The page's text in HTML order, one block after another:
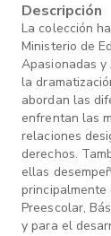
Descripción
La colección
Ministerio de
Apasionadas y
la
abordan las
enfrentan las
relaciones
derechos.
ellas
Preescolar,
y para el